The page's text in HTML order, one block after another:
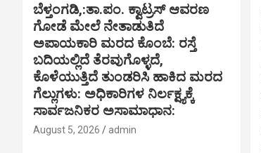
ಬೆಳ್ತಂಗಡಿ,:ತಾ.ಪಂ‌. ಕ್ವಾಟ್ರಸ್ ಆವರಣ
ಗೋಡೆ ಮೇಲೆ ನೇತಾಡುತಿದೆ
ಅಪಾಯಕಾರಿ ಮರದ ಕೊಂಬೆ: ರಸ್ತೆ
ಬದಿಯಲ್ಲಿದೆ ತೆರವುಗೊಳ್ಳದೆ,
ಕೊಳೆಯುತ್ತಿದೆ ತುಂಡರಿಸಿ ಹಾಕಿದ ಮರದ
ಗೆಲ್ಲುಗಳು: ಅಧಿಕಾರಿಗಳ ನಿರ್ಲಕ್ಷ್ಯಕ್ಕೆ
ಸಾರ್ವಜನಿಕರ ಅಸಾಮಾಧಾನ:
August 5, 2026 admin